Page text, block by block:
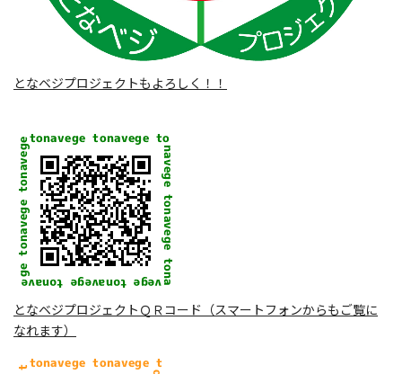
となベジプロジェクトもよろしく！！
となベジプロジェクトＱＲコード（スマートフォンからもご覧に
なれます）